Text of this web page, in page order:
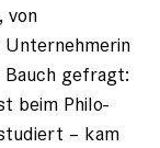
von
gefragt:
beim Philo-
– kam